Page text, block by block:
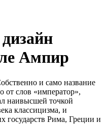
Ампир
и само название
от слов «император»,
наивысшей точкой
классицизма, и
государств Рима, Греции и